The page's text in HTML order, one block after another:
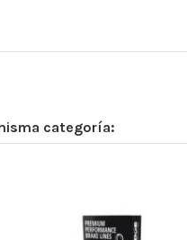
categoría: